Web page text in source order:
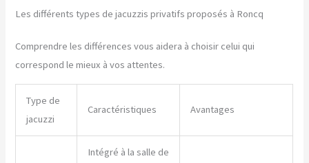
Les différents types de jacuzzis privatifs proposés à Roncq
Comprendre les différences vous aidera à choisir celui qui
correspond le mieux à vos attentes.
Type de
jacuzzi
Caractéristiques Avantages
Intégré à la salle de